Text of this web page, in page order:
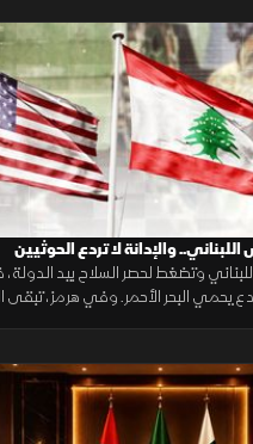
والإدانة لا تردع الحوثيين
وتضغط لحصر السلاح بيد الدولة،
يحمي البحر الأحمر. وفي هرمز، تبقى